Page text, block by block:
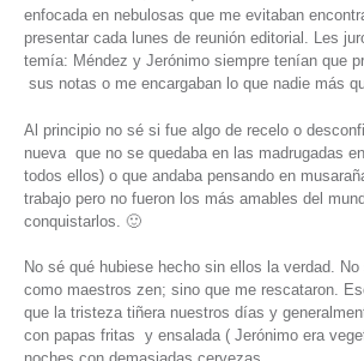
enfocada en nebulosas que me evitaban
presentar cada lunes de reunión editorial. Les
temía: Méndez y Jerónimo siempre tenían que
sus notas o me encargaban lo que nadie más
Al principio no sé si fue algo de recelo o
nueva que no se quedaba en las madrugadas
todos ellos) o que andaba pensando en
trabajo pero no fueron los más amables del
conquistarlos. 🙂
No sé qué hubiese hecho sin ellos la verdad.
como maestros zen; sino que me rescataron.
que la tristeza tiñera nuestros días y
con papas fritas y ensalada ( Jerónimo era